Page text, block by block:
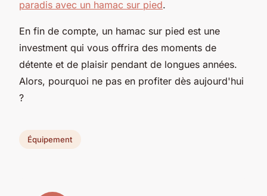
paradis avec un hamac sur pied.
En fin de compte, un hamac sur pied est une
investment qui vous offrira des moments de
détente et de plaisir pendant de longues années.
Alors, pourquoi ne pas en profiter dès aujourd'hui
?
Équipement